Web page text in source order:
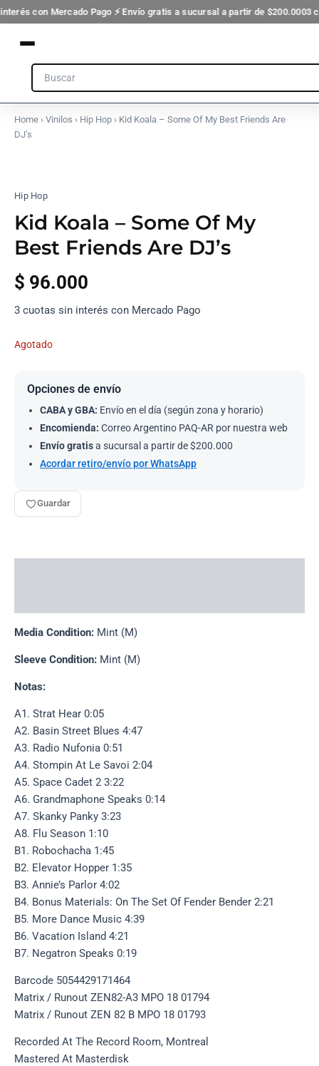
con Mercado Pago ⚡ Envío gratis a sucursal a partir de $200.0003
Ir
al
contenido
Search
Home › Vinilos › Hip Hop › Kid Koala – Some Of My Best Friends Are
DJ’s
Hip Hop
Kid Koala – Some Of My
Best Friends Are DJ’s
$ 96.000
3 cuotas sin interés con Mercado Pago
Agotado
Opciones de envío
CABA y GBA: Envío en el día (según zona y horario)
Encomienda: Correo Argentino PAQ-AR por nuestra web
Envío gratisa sucursal a partir de $200.000
Acordar retiro/envío por WhatsApp
Guardar
Media Condition: Mint (M)
Sleeve Condition: Mint (M)
Notas:
A1. Strat Hear 0:05
A2. Basin Street Blues 4:47
A3. Radio Nufonia 0:51
A4. Stompin At Le Savoi 2:04
A5. Space Cadet 2 3:22
A6. Grandmaphone Speaks 0:14
A7. Skanky Panky 3:23
A8. Flu Season 1:10
B1. Robochacha 1:45
B2. Elevator Hopper 1:35
B3. Annie’s Parlor 4:02
B4. Bonus Materials: On The Set Of Fender Bender 2:21
B5. More Dance Music 4:39
B6. Vacation Island 4:21
B7. Negatron Speaks 0:19
Barcode 5054429171464
Matrix / Runout ZEN82-A3 MPO 18 01794
Matrix / Runout ZEN 82 B MPO 18 01793
Recorded At The Record Room, Montreal
Mastered At Masterdisk